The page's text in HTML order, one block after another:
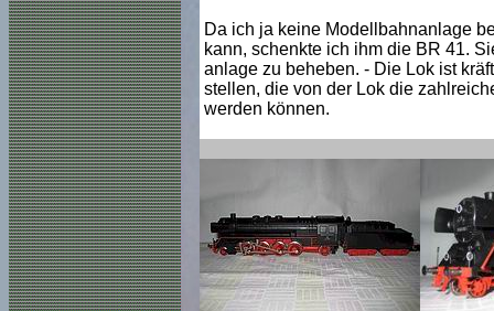
Da ich ja keine Modellbahnanlage
kann, schenkte ich ihm die BR 41.
anlage zu beheben. - Die Lok ist
stellen, die von der Lok die
werden können.